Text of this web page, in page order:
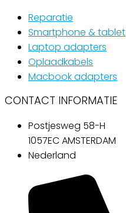
Reparatie
Smartphone & tablet
Laptop adapters
Oplaadkabels
Macbook adapters
CONTACT INFORMATIE
Postjesweg 58-H
1057EC AMSTERDAM
Nederland